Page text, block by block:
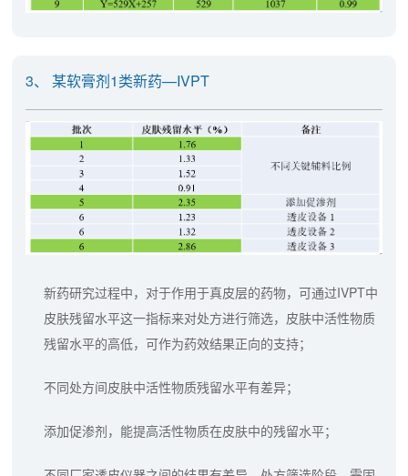
3、 某软膏剂1类新药—IVPT
新药研究过程中，对于作用于真皮层的药物，可通过IVPT中
皮肤残留水平这一指标来对处方进行筛选，皮肤中活性物质
残留水平的高低，可作为药效结果正向的支持；
不同处方间皮肤中活性物质残留水平有差异；
添加促渗剂，能提高活性物质在皮肤中的残留水平；